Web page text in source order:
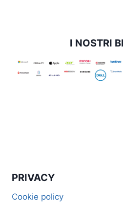
I NOSTRI
PRIVACY
Cookie policy